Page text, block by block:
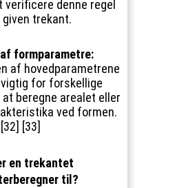
denne regel
trekant.
formparametre:
af hovedparametrene
for forskellige
at beregne arealet eller
ved formen.
[32] [33]
en trekantet
til?